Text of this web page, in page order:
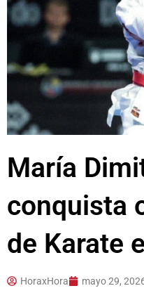
María
conquista
de Karate
HoraxHora mayo 29,